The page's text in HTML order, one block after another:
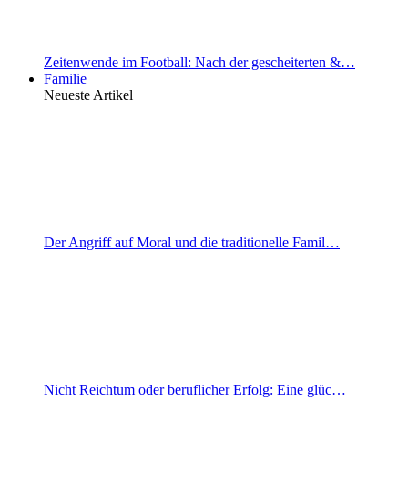
Zeitenwende im Football: Nach der gescheiterten &…
Familie
Neueste Artikel
Der Angriff auf Moral und die traditionelle Famil…
Nicht Reichtum oder beruflicher Erfolg: Eine glüc…